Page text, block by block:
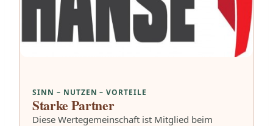
SINN – NUTZEN – VORTEILE
Starke Partner
Diese Wertegemeinschaft ist Mitglied beim